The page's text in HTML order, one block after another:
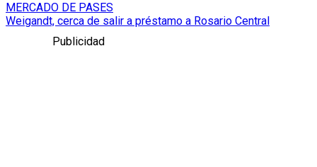
MERCADO DE PASES
Weigandt, cerca de salir a préstamo a Rosario Central
Publicidad